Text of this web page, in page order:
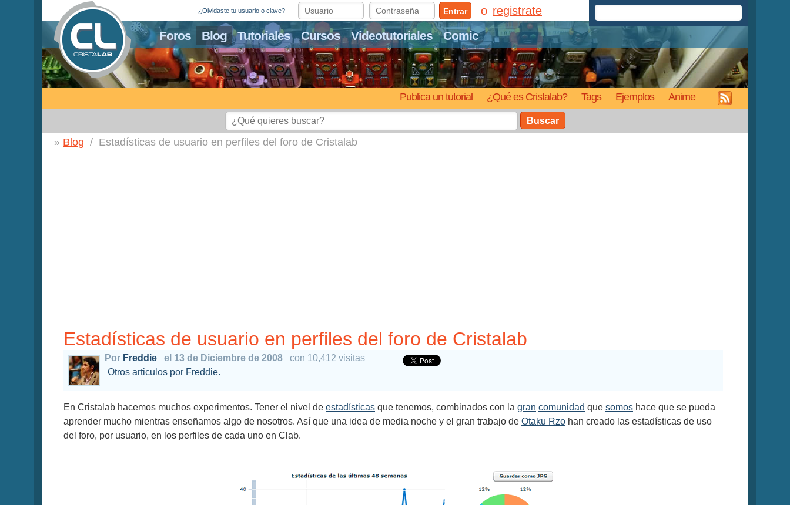
Foros Blog Tutoriales Cursos Videotutoriales Comic
Publica un tutorial ¿Qué es Cristalab? Tags Ejemplos Anime
¿Olvidaste tu usuario o clave? Entrar registrate
Buscar
Blog Estadísticas de usuario en perfiles del foro de Cristalab
Estadísticas de usuario en perfiles del foro de Cristalab
Por Freddie el 13 de Diciembre de 2008
con 10,412 visitas
Otros articulos por Freddie.
En Cristalab hacemos muchos experimentos. Tener el nivel de estadísticas que tenemos, combinados con la gran comunidad que somos hace que se pueda
aprender mucho mientras enseñamos algo de nosotros. Así que una idea de media noche y el gran trabajo de Otaku Rzo han creado las estadísticas de uso
del foro, por usuario, en los perfiles de cada uno en Clab.